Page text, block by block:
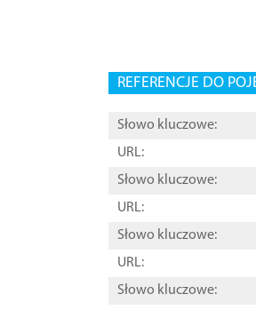
REFERENCJE DO
Słowo kluczowe:
URL:
Słowo kluczowe:
URL:
Słowo kluczowe:
URL:
Słowo kluczowe: